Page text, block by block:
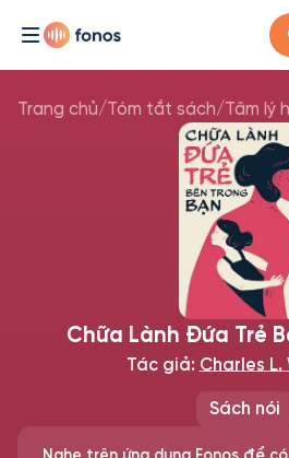
Trang chủ/Tóm tắt sách/Tâm lý
Sách nói
Chữa Lành Đứa Trẻ
Tác giả: Charles L.